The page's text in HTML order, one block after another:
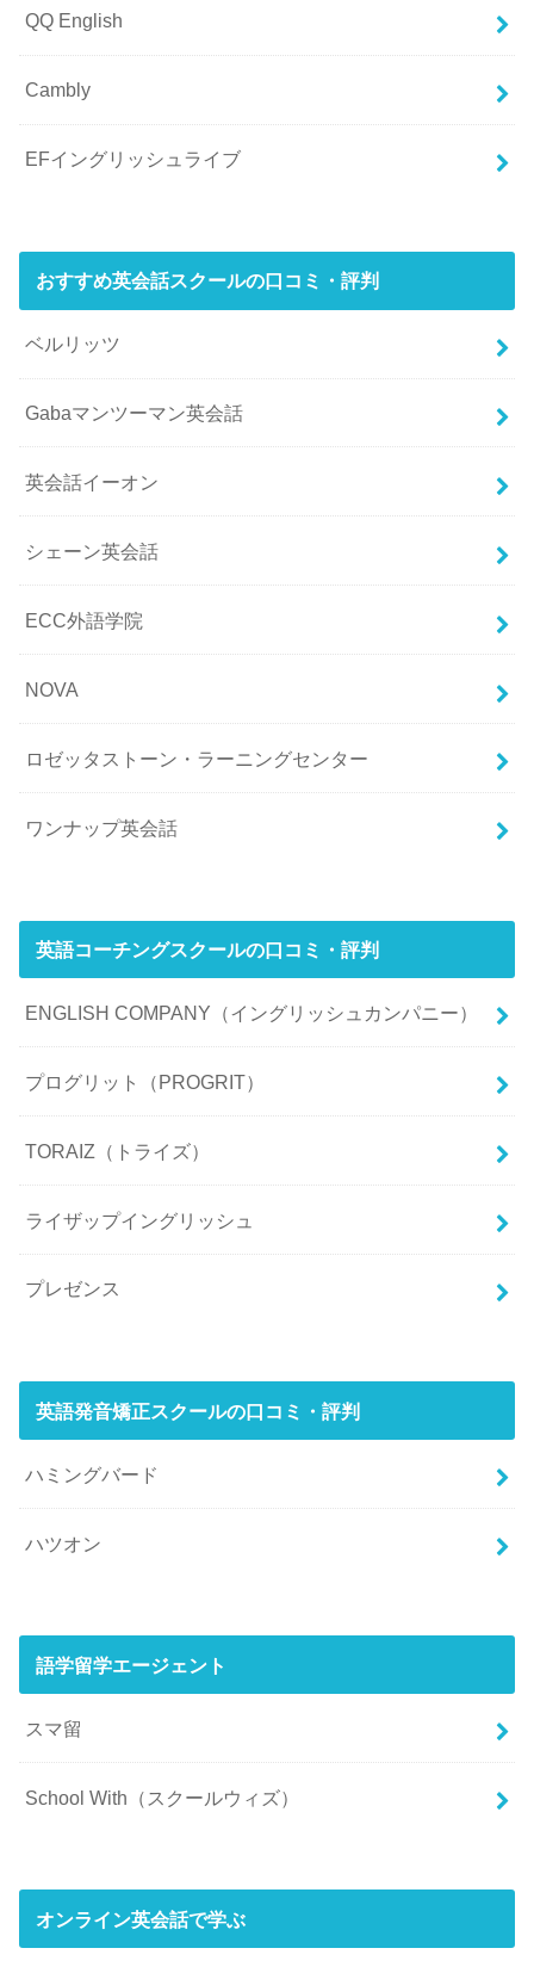
QQ English
Cambly
EFイングリッシュライブ
おすすめ英会話スクールの口コミ・評判
ベルリッツ
Gabaマンツーマン英会話
英会話イーオン
シェーン英会話
ECC外語学院
NOVA
ロゼッタストーン・ラーニングセンター
ワンナップ英会話
英語コーチングスクールの口コミ・評判
ENGLISH COMPANY（イングリッシュカンパニー）
プログリット（PROGRIT）
TORAIZ（トライズ）
ライザップイングリッシュ
プレゼンス
英語発音矯正スクールの口コミ・評判
ハミングバード
ハツオン
語学留学エージェント
スマ留
School With（スクールウィズ）
オンライン英会話で学ぶ